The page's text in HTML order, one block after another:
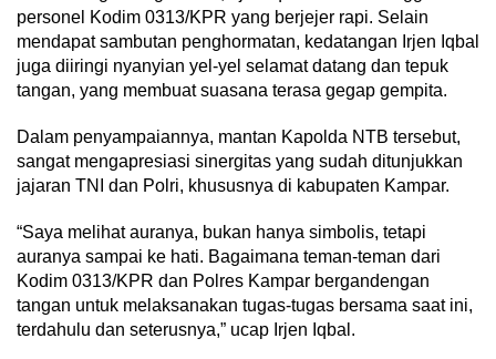
personel Kodim 0313/KPR yang berjejer rapi. Selain
mendapat sambutan penghormatan, kedatangan Irjen Iqbal
juga diiringi nyanyian yel-yel selamat datang dan tepuk
tangan, yang membuat suasana terasa gegap gempita.
Dalam penyampaiannya, mantan Kapolda NTB tersebut,
sangat mengapresiasi sinergitas yang sudah ditunjukkan
jajaran TNI dan Polri, khususnya di kabupaten Kampar.
“Saya melihat auranya, bukan hanya simbolis, tetapi
auranya sampai ke hati. Bagaimana teman-teman dari
Kodim 0313/KPR dan Polres Kampar bergandengan
tangan untuk melaksanakan tugas-tugas bersama saat ini,
terdahulu dan seterusnya,” ucap Irjen Iqbal.